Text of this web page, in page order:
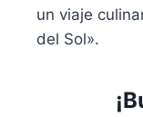
un viaje
del Sol».